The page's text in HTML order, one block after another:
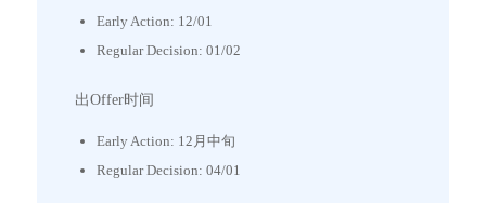
Early Action: 12/01
Regular Decision: 01/02
出Offer时间
Early Action: 12月中旬
Regular Decision: 04/01